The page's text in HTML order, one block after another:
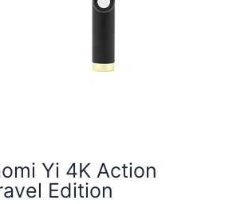
Yi 4K Action
Edition